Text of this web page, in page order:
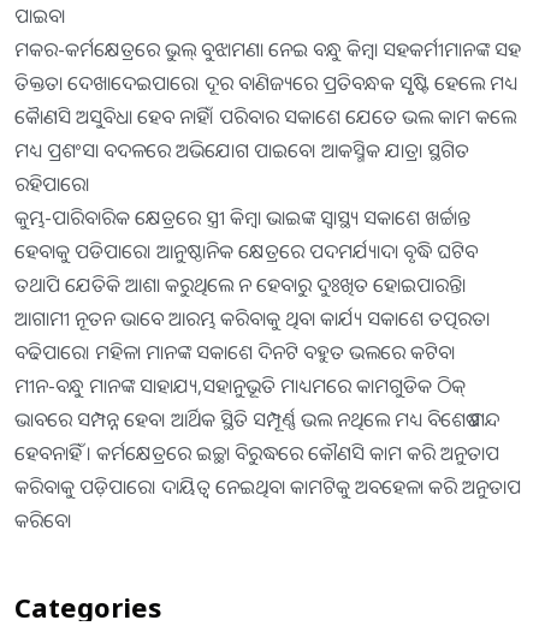
ପାଇବ।
ମକର-କର୍ମକ୍ଷେତ୍ରରେ ଭୁଲ୍‌ ବୁଝାମଣା ନେଇ ବନ୍ଧୁ କିମ୍ବା ସହକର୍ମୀମାନଙ୍କ ସହ
ତିକ୍ତତା ଦେଖାଦେଇପାରେ। ଦୂର ବାଣିଜ୍ୟରେ ପ୍ରତିବନ୍ଧକ ସୃୃଷ୍ଟି ହେଲେ ମଧ୍ୟ
କୈାଣସି ଅସୁବିଧା ହେବ ନାହିଁ। ପରିବାର ସକାଶେ ଯେତେ ଭଲ କାମ କଲେ
ମଧ୍ୟ ପ୍ରଶଂସା ବଦଳରେ ଅଭିଯୋଗ ପାଇବେ। ଆକସ୍ମିକ ଯାତ୍ରା ସ୍ଥଗିତ
ରହିପାରେ।
କୁମ୍ଭ-ପାରିବାରିକ କ୍ଷେତ୍ରରେ ସ୍ତ୍ରୀ କିମ୍ବା ଭାଇଙ୍କ ସ୍ବାସ୍ଥ୍ୟ ସକାଶେ ଖର୍ଚ୍ଚାନ୍ତ
ହେବାକୁ ପଡିପାରେ। ଆନୁଷ୍ଠାନିକ କ୍ଷେତ୍ରରେ ପଦମର୍ଯ୍ୟାଦା ବୃଦ୍ଧି ଘଟିବ
ତଥାପି ଯେତିକି ଆଶା କରୁଥିଲେ ନ ହେବାରୁ ଦୁଃଖିତ ହୋଇପାରନ୍ତି।
ଆଗାମୀ ନୂତନ ଭାବେ ଆରମ୍ଭ କରିବାକୁ ଥିବା କାର୍ଯ୍ୟ ସକାଶେ ତତ୍ପରତା
ବଢିପାରେ। ମହିଳା ମାନଙ୍କ ସକାଶେ ଦିନଟି ବହୁତ ଭଲରେ କଟିବ।
ମୀନ-ବନ୍ଧୁ ମାନଙ୍କ ସାହାଯ୍ୟ,ସହାନୁଭୂତି ମାଧ୍ୟମରେ କାମଗୁଡିକ ଠିକ୍‌
ଭାବରେ ସମ୍ପନ୍ନ ହେବ। ଆର୍ଥିକ ସ୍ଥିତି ସମ୍ପୂର୍ଣ୍ଣ ଭଲ ନଥିଲେ ମଧ୍ୟ ବିଶେଷ ମନ୍ଦ
ହେବନାହିଁ । କର୍ମକ୍ଷେତ୍ରରେ ଇଚ୍ଛା ବିରୁଦ୍ଧରେ କୌଣସି କାମ କରି ଅନୁତାପ
କରିବାକୁ ପଡ଼ିପାରେ। ଦାୟିତ୍ୱ ନେଇଥିବା କାମଟିକୁ ଅବହେଳା କରି ଅନୁତାପ
କରିବେ।
Categories